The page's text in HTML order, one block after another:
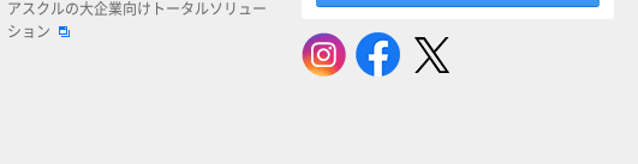
アスクルの大企業向けトータルソリュー
ション